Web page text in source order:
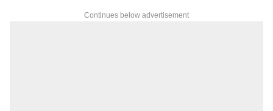
Continues below advertisement